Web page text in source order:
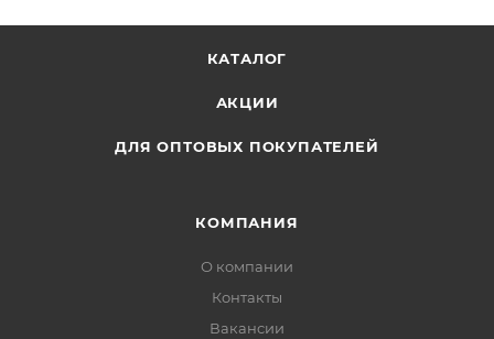
КАТАЛОГ
АКЦИИ
ДЛЯ ОПТОВЫХ ПОКУПАТЕЛЕЙ
КОМПАНИЯ
О компании
Контакты
Вакансии